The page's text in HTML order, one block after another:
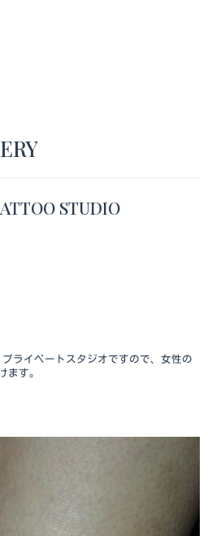
STUDIO
ライベートスタジオですので、女性の
ます。